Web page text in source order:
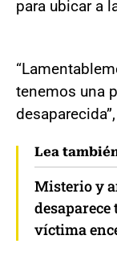
para ubicar a
tenemos una
Lea
Misterio y
víctima